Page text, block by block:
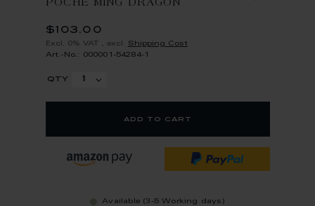
POCHE MING DRAGON
$103.00
Excl. 0% VAT excl. Shipping Cost
Art.-No.: 000001-54284-1
qty
add to cart
Available (3-5 Working days)